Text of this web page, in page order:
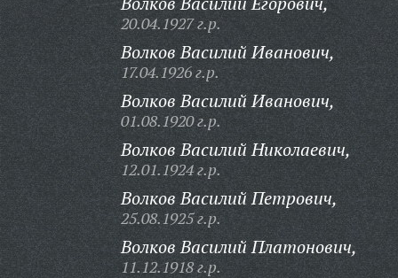
20.04.1927 г.р.
Волков Василий Иванович,
17.04.1926 г.р.
Волков Василий Иванович,
01.08.1920 г.р.
Волков Василий Николаевич,
12.01.1924 г.р.
Волков Василий Петрович,
25.08.1925 г.р.
Волков Василий Платонович,
11.12.1918 г.р.